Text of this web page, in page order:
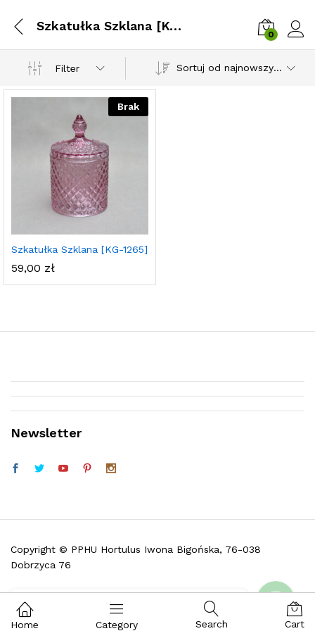
Szkatułka Szklana [KG-1265]
0
Filter Sortuj od najnowszych
Brak
Szkatułka Szklana [KG-1265]
59,00 zł
Newsletter
Copyright © PPHU Hortulus Iwona Bigońska, 76-038
Dobrzyca 76
Home Category Search Cart
Skontaktuj się z nami i zadaj pytanie